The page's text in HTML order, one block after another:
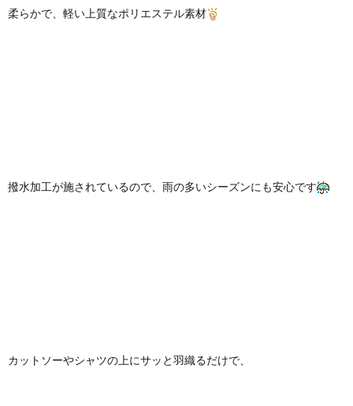
柔らかで、軽い上質なポリエステル素材
撥水加工が施されているので、雨の多いシーズンにも安心です
カットソーやシャツの上にサッと羽織るだけで、